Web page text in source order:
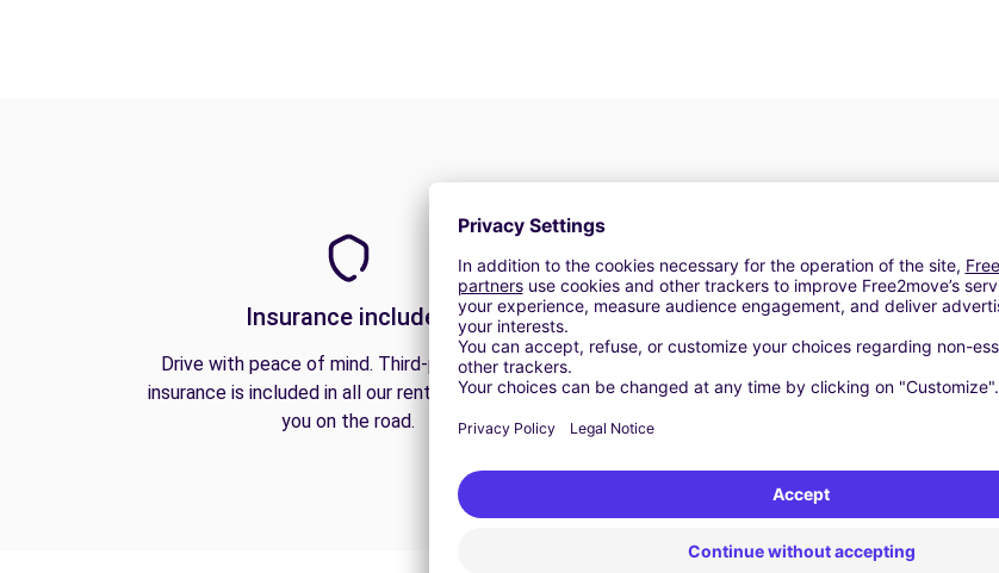
Insurance included
Drive with peace of mind. Third-party liability
insurance is included in all our rentals to protect
you on the road.
24/7 Assistance
available at any time to ensure an uninterrupted